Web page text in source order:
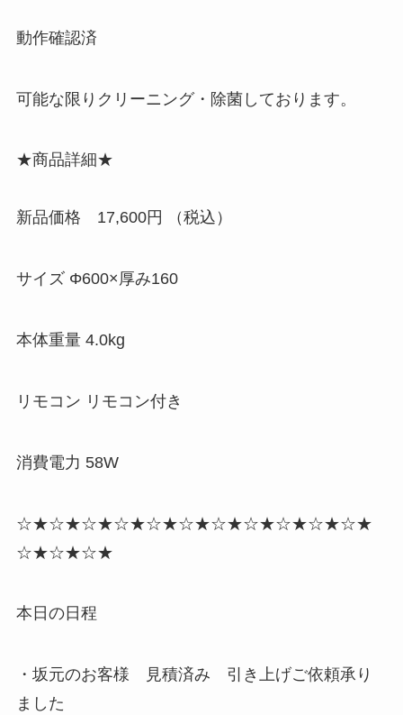
動作確認済
可能な限りクリーニング・除菌しております。
★商品詳細★
新品価格 17,600円 （税込）
サイズ Φ600×厚み160
本体重量 4.0kg
リモコン リモコン付き
消費電力 58W
☆★☆★☆★☆★☆★☆★☆★☆★☆★☆★☆★
☆★☆★☆★
本日の日程
・坂元のお客様 見積済み 引き上げご依頼承り
ました